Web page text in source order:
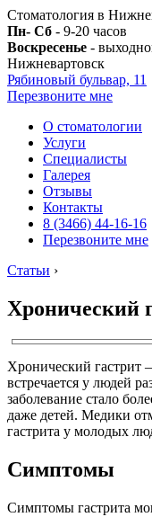
Стоматология в
Пн- Сб - 9-20 часов
Воскресенье -
Нижневартовск
Рябиновый бульвар, 11
Перезвоните мне
О стоматологии
Услуги
Специалисты
Галерея
Отзывы
Контакты
8 (3466) 44-16-16
Перезвоните мне
Статьи ›
Хронический
Хронический гастрит
встречается у людей
заболевание стало
даже детей. Медики
гастрита у молодых
Симптомы
Симптомы гастрита